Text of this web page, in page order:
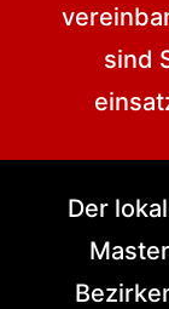
sind
Der